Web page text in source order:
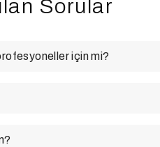
Sorular
için mi?